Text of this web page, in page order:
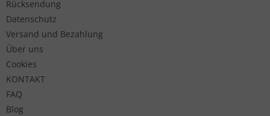
Rücksendung
Datenschutz
Versand und Bezahlung
Über uns
Cookies
KONTAKT
FAQ
Blog